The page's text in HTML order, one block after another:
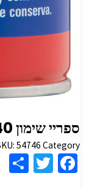
ספריי ‏שימון 40‏ – 400 מ”ל
54746 Category:
Fa
T